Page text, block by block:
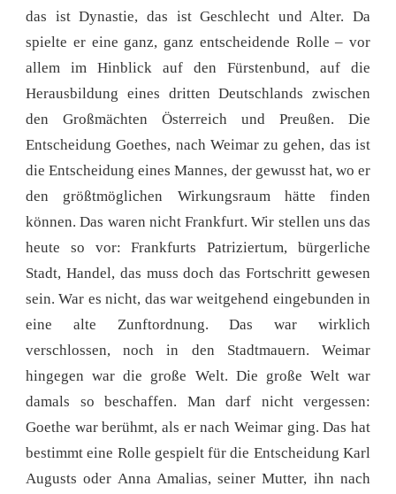
das ist Dynastie, das ist Geschlecht und Alter. Da
spielte er eine ganz, ganz entscheidende Rolle – vor
allem im Hinblick auf den Fürstenbund, auf die
Herausbildung eines dritten Deutschlands zwischen
den Großmächten Österreich und Preußen. Die
Entscheidung Goethes, nach Weimar zu gehen, das ist
die Entscheidung eines Mannes, der gewusst hat, wo er
den größtmöglichen Wirkungsraum hätte finden
können. Das waren nicht Frankfurt. Wir stellen uns das
heute so vor: Frankfurts Patriziertum, bürgerliche
Stadt, Handel, das muss doch das Fortschritt gewesen
sein. War es nicht, das war weitgehend eingebunden in
eine alte Zunftordnung. Das war wirklich
verschlossen, noch in den Stadtmauern. Weimar
hingegen war die große Welt. Die große Welt war
damals so beschaffen. Man darf nicht vergessen:
Goethe war berühmt, als er nach Weimar ging. Das hat
bestimmt eine Rolle gespielt für die Entscheidung Karl
Augusts oder Anna Amalias, seiner Mutter, ihn nach